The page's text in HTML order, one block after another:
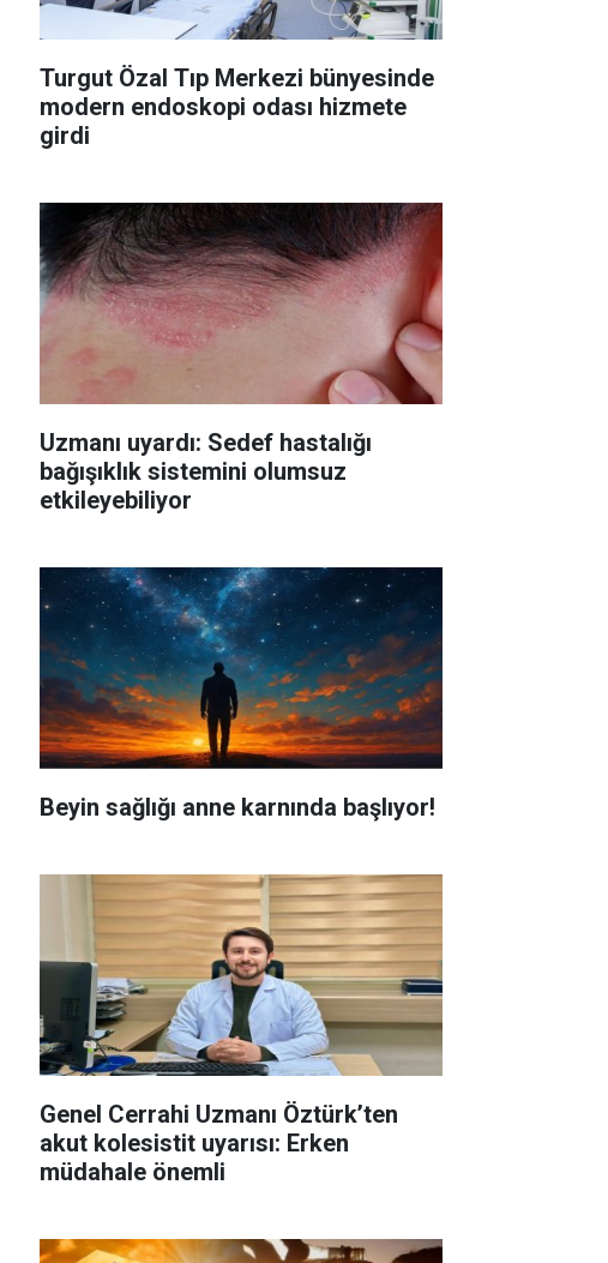
Turgut Özal Tıp Merkezi bünyesinde
modern endoskopi odası hizmete
girdi
Uzmanı uyardı: Sedef hastalığı
bağışıklık sistemini olumsuz
etkileyebiliyor
Beyin sağlığı anne karnında başlıyor!
Genel Cerrahi Uzmanı Öztürk’ten
akut kolesistit uyarısı: Erken
müdahale önemli